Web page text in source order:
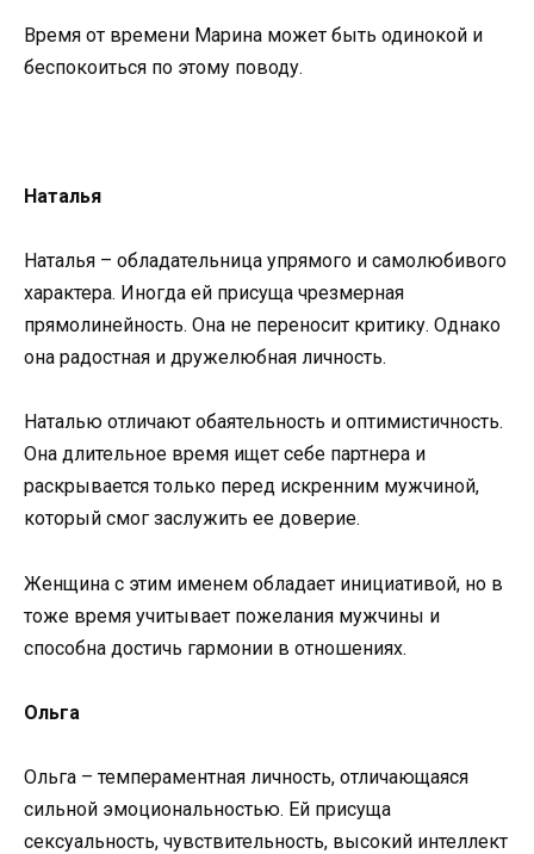
Время от времени Марина может быть одинокой и
беспокоиться по этому поводу.
Наталья
Наталья – обладательница упрямого и самолюбивого
характера. Иногда ей присуща чрезмерная
прямолинейность. Она не переносит критику. Однако
она радостная и дружелюбная личность.
Наталью отличают обаятельность и оптимистичность.
Она длительное время ищет себе партнера и
раскрывается только перед искренним мужчиной,
который смог заслужить ее доверие.
Женщина с этим именем обладает инициативой, но в
тоже время учитывает пожелания мужчины и
способна достичь гармонии в отношениях.
Ольга
Ольга – темпераментная личность, отличающаяся
сильной эмоциональностью. Ей присуща
сексуальность, чувствительность, высокий интеллект